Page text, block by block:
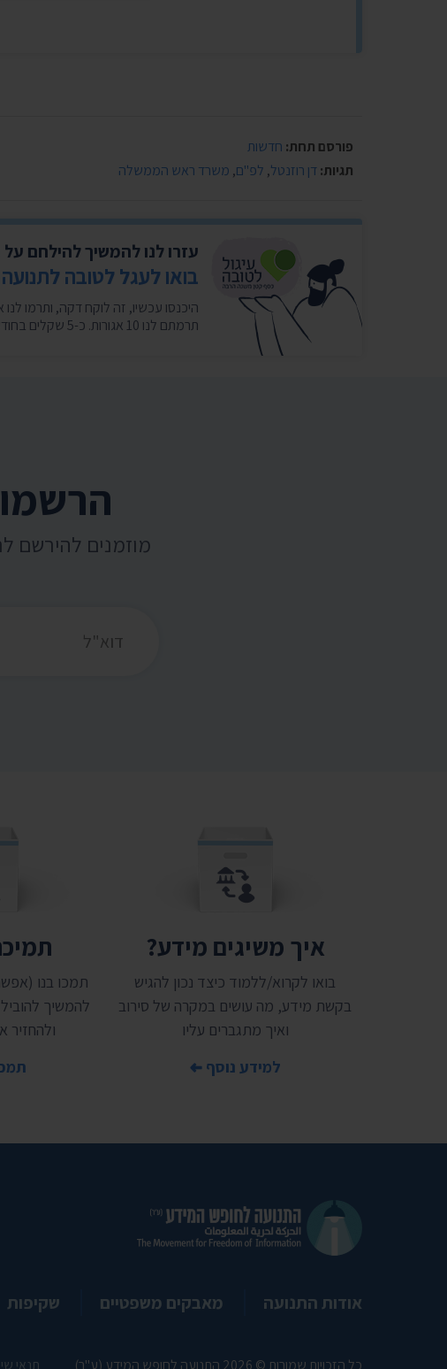
פורסם תחת: חדשות
תגיות:דן רוזנטל, לפ"ם, משרד ראש הממשלה
עזרו לנו להמשיך להילחם
בואו לעגל לטובה לתנועה
תרמתם לנו 10 אגורות. כ-5 שקלים בחודש במצטבר. בשבילנו זה המון. ❤️
מוזמנים להירשם
איך משיגים מידע?
בואו לקרוא/ללמוד כיצד נכון להגיש
בקשת מידע, מה עושים במקרה של סירוב
ואיך מתגברים עליו
למידע נוסף
להמשיך
ולהחזיר
אודות התנועה מאבקים משפטיים שקיפות
כל הזכויות שמורות © 2026 התנועה לחופש המידע (ע"ר) תנאי